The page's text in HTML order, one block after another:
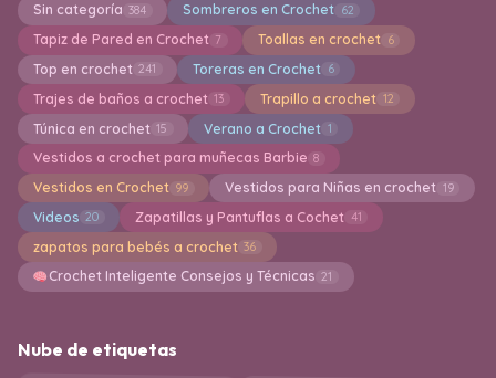
Sin categoría 384 Sombreros en Crochet 62
Tapiz de Pared en Crochet 7 Toallas en crochet 6
Top en crochet 241 Toreras en Crochet 6
Trajes de baños a crochet 13 Trapillo a crochet 12
Túnica en crochet 15 Verano a Crochet 1
Vestidos a crochet para muñecas Barbie 8
Vestidos en Crochet 99 Vestidos para Niñas en crochet 19
Videos 20 Zapatillas y Pantuflas a Cochet 41
zapatos para bebés a crochet 36
Crochet Inteligente Consejos y Técnicas 21
Nube de etiquetas